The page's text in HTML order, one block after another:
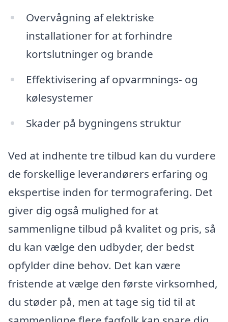
Overvågning af elektriske
installationer for at forhindre
kortslutninger og brande
Effektivisering af opvarmnings- og
kølesystemer
Skader på bygningens struktur
Ved at indhente tre tilbud kan du vurdere
de forskellige leverandørers erfaring og
ekspertise inden for termografering. Det
giver dig også mulighed for at
sammenligne tilbud på kvalitet og pris, så
du kan vælge den udbyder, der bedst
opfylder dine behov. Det kan være
fristende at vælge den første virksomhed,
du støder på, men at tage sig tid til at